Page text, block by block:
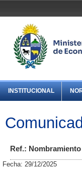
INSTITUCIONAL
Ref.:
Fecha: 29/12/2025